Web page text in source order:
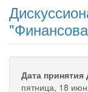
Дата принятия
пятница, 18